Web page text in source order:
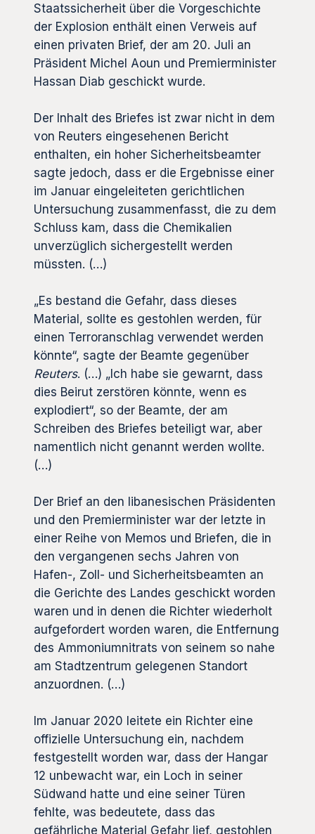
Staatssicherheit über die Vorgeschichte
der Explosion enthält einen Verweis auf
einen privaten Brief, der am 20. Juli an
Präsident Michel Aoun und Premierminister
Hassan Diab geschickt wurde.
Der Inhalt des Briefes ist zwar nicht in dem
von Reuters eingesehenen Bericht
enthalten, ein hoher Sicherheitsbeamter
sagte jedoch, dass er die Ergebnisse einer
im Januar eingeleiteten gerichtlichen
Untersuchung zusammenfasst, die zu dem
Schluss kam, dass die Chemikalien
unverzüglich sichergestellt werden
müssten. (…)
„Es bestand die Gefahr, dass dieses
Material, sollte es gestohlen werden, für
einen Terroranschlag verwendet werden
könnte“, sagte der Beamte gegenüber
Reuters. (…) „Ich habe sie gewarnt, dass
dies Beirut zerstören könnte, wenn es
explodiert“, so der Beamte, der am
Schreiben des Briefes beteiligt war, aber
namentlich nicht genannt werden wollte.
(…)
Der Brief an den libanesischen Präsidenten
und den Premierminister war der letzte in
einer Reihe von Memos und Briefen, die in
den vergangenen sechs Jahren von
Hafen-, Zoll- und Sicherheitsbeamten an
die Gerichte des Landes geschickt worden
waren und in denen die Richter wiederholt
aufgefordert worden waren, die Entfernung
des Ammoniumnitrats von seinem so nahe
am Stadtzentrum gelegenen Standort
anzuordnen. (…)
Im Januar 2020 leitete ein Richter eine
offizielle Untersuchung ein, nachdem
festgestellt worden war, dass der Hangar
12 unbewacht war, ein Loch in seiner
Südwand hatte und eine seiner Türen
fehlte, was bedeutete, dass das
gefährliche Material Gefahr lief, gestohlen